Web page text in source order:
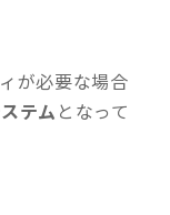
が必要な場合
テム となって